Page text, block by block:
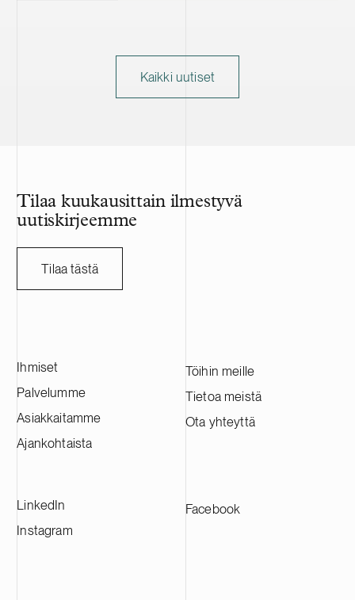
Kaikki uutiset
Tilaa kuukausittain ilmestyvä
uutiskirjeemme
Tilaa tästä
Ihmiset
Palvelumme
Asiakkaitamme
Ajankohtaista
Töihin meille
Tietoa meistä
Ota yhteyttä
LinkedIn
Instagram
Facebook